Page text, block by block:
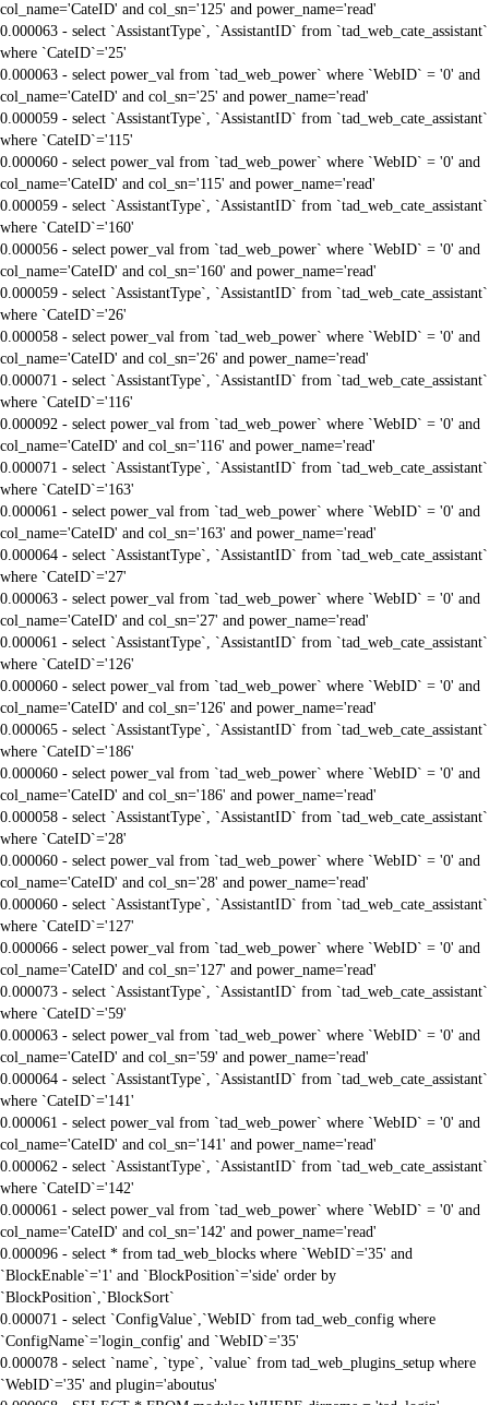
col_name='CateID' and col_sn='125' and power_name='read'
0.000063 - select `AssistantType`, `AssistantID` from `tad_web_cate_assistant`
where `CateID`='25'
0.000063 - select power_val from `tad_web_power` where `WebID` = '0' and
col_name='CateID' and col_sn='25' and power_name='read'
0.000059 - select `AssistantType`, `AssistantID` from `tad_web_cate_assistant`
where `CateID`='115'
0.000060 - select power_val from `tad_web_power` where `WebID` = '0' and
col_name='CateID' and col_sn='115' and power_name='read'
0.000059 - select `AssistantType`, `AssistantID` from `tad_web_cate_assistant`
where `CateID`='160'
0.000056 - select power_val from `tad_web_power` where `WebID` = '0' and
col_name='CateID' and col_sn='160' and power_name='read'
0.000059 - select `AssistantType`, `AssistantID` from `tad_web_cate_assistant`
where `CateID`='26'
0.000058 - select power_val from `tad_web_power` where `WebID` = '0' and
col_name='CateID' and col_sn='26' and power_name='read'
0.000071 - select `AssistantType`, `AssistantID` from `tad_web_cate_assistant`
where `CateID`='116'
0.000092 - select power_val from `tad_web_power` where `WebID` = '0' and
col_name='CateID' and col_sn='116' and power_name='read'
0.000071 - select `AssistantType`, `AssistantID` from `tad_web_cate_assistant`
where `CateID`='163'
0.000061 - select power_val from `tad_web_power` where `WebID` = '0' and
col_name='CateID' and col_sn='163' and power_name='read'
0.000064 - select `AssistantType`, `AssistantID` from `tad_web_cate_assistant`
where `CateID`='27'
0.000063 - select power_val from `tad_web_power` where `WebID` = '0' and
col_name='CateID' and col_sn='27' and power_name='read'
0.000061 - select `AssistantType`, `AssistantID` from `tad_web_cate_assistant`
where `CateID`='126'
0.000060 - select power_val from `tad_web_power` where `WebID` = '0' and
col_name='CateID' and col_sn='126' and power_name='read'
0.000065 - select `AssistantType`, `AssistantID` from `tad_web_cate_assistant`
where `CateID`='186'
0.000060 - select power_val from `tad_web_power` where `WebID` = '0' and
col_name='CateID' and col_sn='186' and power_name='read'
0.000058 - select `AssistantType`, `AssistantID` from `tad_web_cate_assistant`
where `CateID`='28'
0.000060 - select power_val from `tad_web_power` where `WebID` = '0' and
col_name='CateID' and col_sn='28' and power_name='read'
0.000060 - select `AssistantType`, `AssistantID` from `tad_web_cate_assistant`
where `CateID`='127'
0.000066 - select power_val from `tad_web_power` where `WebID` = '0' and
col_name='CateID' and col_sn='127' and power_name='read'
0.000073 - select `AssistantType`, `AssistantID` from `tad_web_cate_assistant`
where `CateID`='59'
0.000063 - select power_val from `tad_web_power` where `WebID` = '0' and
col_name='CateID' and col_sn='59' and power_name='read'
0.000064 - select `AssistantType`, `AssistantID` from `tad_web_cate_assistant`
where `CateID`='141'
0.000061 - select power_val from `tad_web_power` where `WebID` = '0' and
col_name='CateID' and col_sn='141' and power_name='read'
0.000062 - select `AssistantType`, `AssistantID` from `tad_web_cate_assistant`
where `CateID`='142'
0.000061 - select power_val from `tad_web_power` where `WebID` = '0' and
col_name='CateID' and col_sn='142' and power_name='read'
0.000096 - select * from tad_web_blocks where `WebID`='35' and
`BlockEnable`='1' and `BlockPosition`='side' order by
`BlockPosition`,`BlockSort`
0.000071 - select `ConfigValue`,`WebID` from tad_web_config where
`ConfigName`='login_config' and `WebID`='35'
0.000078 - select `name`, `type`, `value` from tad_web_plugins_setup where
`WebID`='35' and plugin='aboutus'